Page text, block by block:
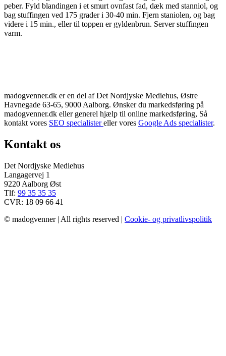
peber. Fyld blandingen i et smurt ovnfast fad, dæk med stanniol, og
bag stuffingen ved 175 grader i 30-40 min. Fjern staniolen, og bag
videre i 15 min., eller til toppen er gyldenbrun. Server stuffingen
varm.
madogvenner.dk er en del af Det Nordjyske Mediehus, Østre
Havnegade 63-65, 9000 Aalborg. Ønsker du markedsføring på
madogvenner.dk eller generel hjælp til online markedsføring, Så
kontakt vores SEO specialistereller vores Google Ads specialister.
Kontakt os
Det Nordjyske Mediehus
Langagervej 1
9220 Aalborg Øst
Tlf: 99 35 35 35
CVR: 18 09 66 41
© madogvenner | All rights reserved | Cookie- og privatlivspolitik